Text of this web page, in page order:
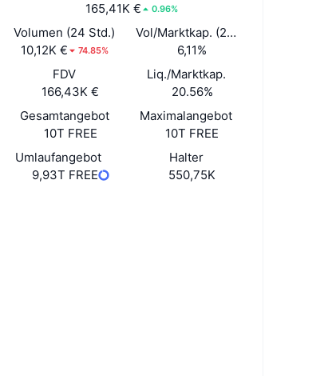
165,41K €
0.96%
Volumen (24 Std.)
10,12K €
74.85%
Vol/Marktkap. (24 h)
6,11%
FDV
166,43K €
Liq./Marktkap.
20.56%
Gesamtangebot
10T FREE
Maximalangebot
10T FREE
Umlaufangebot
9,93T FREE
Halter
550,75K